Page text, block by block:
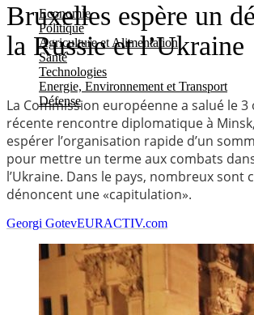
Economie
Politique
Agriculture et Alimentation
Santé
Technologies
Energie, Environnement et Transport
Défense
Bruxelles espère un
la Russie et l’Ukraine
La Commission européenne a salué le
récente rencontre diplomatique à
espérer l’organisation rapide d’un
pour mettre un terme aux combats
l’Ukraine. Dans le pays, nombreux sont
dénoncent une «capitulation».
Georgi GotevEURACTIV.com